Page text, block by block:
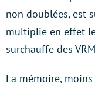
non doublées, est
multiplie en effet
surchauffe des
La mémoire,